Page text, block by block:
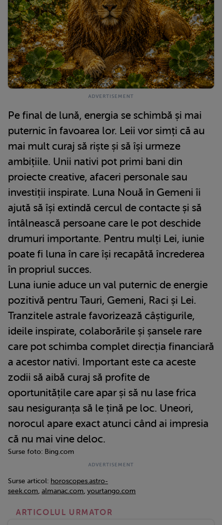
Pe final de lună, energia se schimbă și mai
puternic în favoarea lor. Leii vor simți că au
mai mult curaj să riște și să își urmeze
ambițiile. Unii nativi pot primi bani din
proiecte creative, afaceri personale sau
investiții inspirate. Luna Nouă în Gemeni îi
ajută să își extindă cercul de contacte și să
întâlnească persoane care le pot deschide
drumuri importante. Pentru mulți Lei, iunie
poate fi luna în care își recapătă încrederea
în propriul succes.
Luna iunie aduce un val puternic de energie
pozitivă pentru Tauri, Gemeni, Raci și Lei.
Tranzitele astrale favorizează câștigurile,
ideile inspirate, colaborările și șansele rare
care pot schimba complet direcția financiară
a acestor nativi. Important este ca aceste
zodii să aibă curaj să profite de
oportunitățile care apar și să nu lase frica
sau nesiguranța să le țină pe loc. Uneori,
norocul apare exact atunci când ai impresia
că nu mai vine deloc.
Surse foto: Bing.com
Surse articol: horoscopes.astro-
seek.com, almanac.com, yourtango.com
ARTICOLUL URMATOR